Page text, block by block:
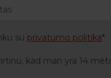
su privatumo politika
kad man yra 14